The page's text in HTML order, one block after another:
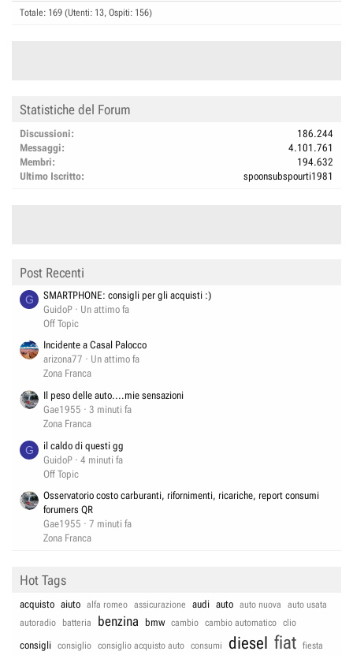
Totale: 169 (Utenti: 13, Ospiti: 156)
Statistiche del Forum
Discussioni
186.244
Messaggi
4.101.761
Membri
194.632
Ultimo Iscritto
spoonsubspourti1981
Post Recenti
G
SMARTPHONE: consigli per gli acquisti :)
GuidoP
Un attimo fa
Off Topic
Incidente a Casal Palocco
arizona77
Un attimo fa
Zona Franca
Il peso delle auto....mie sensazioni
Gae1955
3 minuti fa
Zona Franca
G
il caldo di questi gg
GuidoP
4 minuti fa
Off Topic
Osservatorio costo carburanti, rifornimenti, ricariche, report consumi
forumers QR
Gae1955
7 minuti fa
Zona Franca
Hot Tags
acquisto aiuto alfa romeo assicurazione audi auto auto nuova
auto usata
autoradio
batteria benzina bmw cambio cambio automatico clio
consigli consiglio consiglio acquisto auto consumi diesel fiat fiesta